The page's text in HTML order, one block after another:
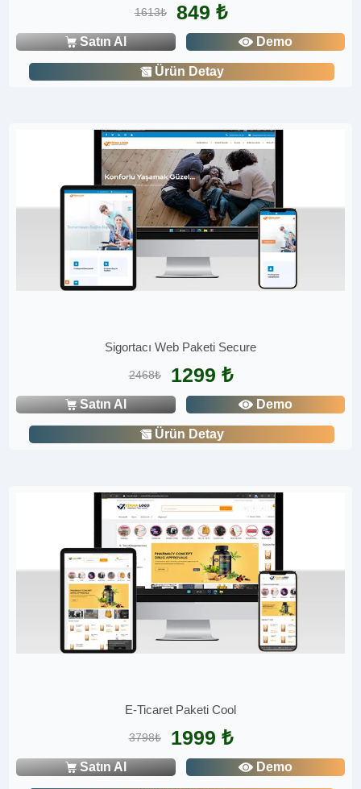
1613₺ 849 ₺
Satın Al Demo
Ürün Detay
Sigortacı Web Paketi Secure
2468₺ 1299 ₺
Satın Al Demo
Ürün Detay
E-Ticaret Paketi Cool
3798₺ 1999 ₺
Satın Al Demo